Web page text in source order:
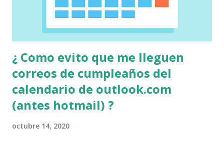
¿ Como evito que me lleguen
correos de cumpleaños del
calendario de outlook.com
(antes hotmail) ?
octubre 14, 2020